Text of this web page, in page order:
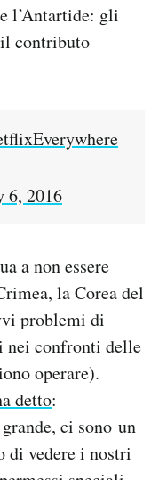
l’Antartide: gli
contributo
6, 2016
a non essere
la Corea del
problemi di
nei confronti delle
operare).
detto:
ci sono un
di vedere i nostri